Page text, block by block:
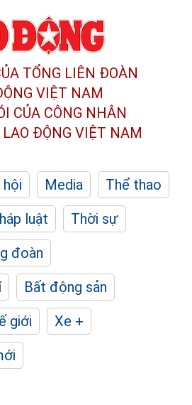
TỔNG LIÊN ĐOÀN
VIỆT NAM
CỦA CÔNG NHÂN
ĐỘNG VIỆT NAM
hội Media
Thể thao
luật
Thời sự
đoàn
Bất động sản
giới
Xe +